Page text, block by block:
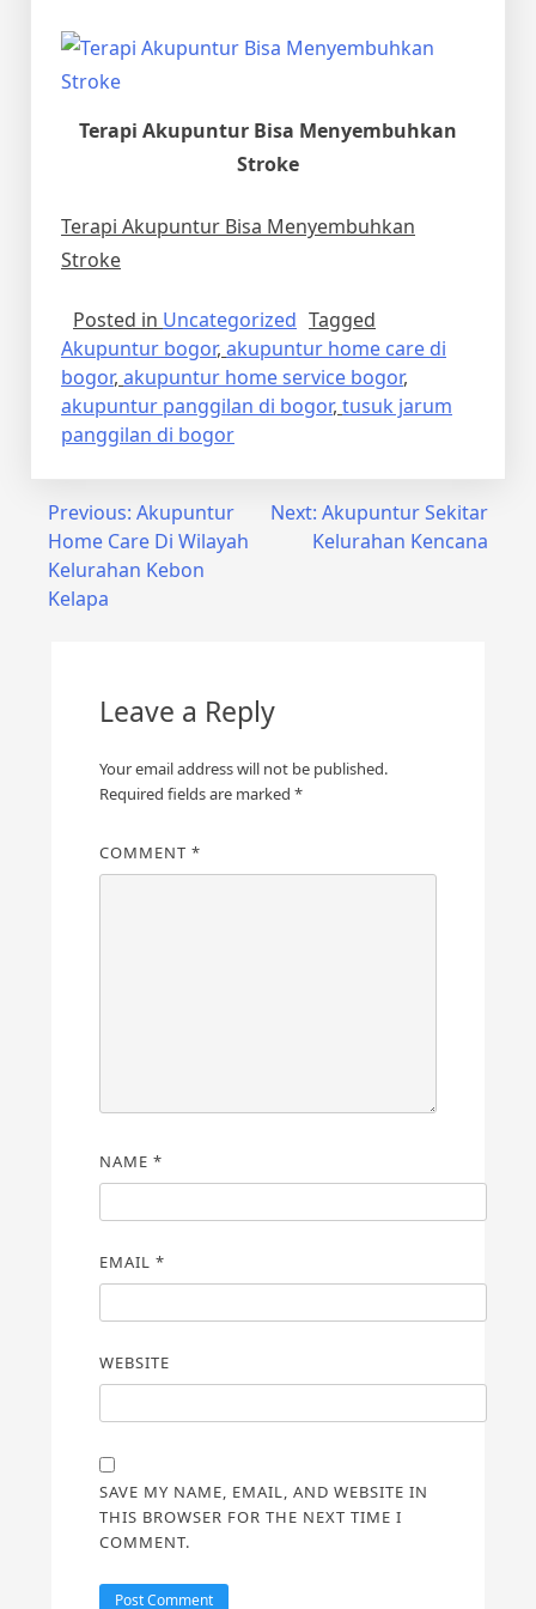
Terapi Akupuntur Bisa Menyembuhkan
Stroke
Terapi Akupuntur Bisa Menyembuhkan
Stroke
Posted in Uncategorized Tagged
Akupuntur bogor, akupuntur home care di
bogor, akupuntur home service bogor,
akupuntur panggilan di bogor, tusuk jarum
panggilan di bogor
Post
navigation
Previous: Akupuntur
Home Care Di Wilayah
Kelurahan Kebon
Kelapa
Next: Akupuntur Sekitar
Kelurahan Kencana
Leave a Reply
Your email address will not be published.
Required fields are marked *
COMMENT *
NAME *
EMAIL *
WEBSITE
SAVE MY NAME, EMAIL, AND WEBSITE IN
THIS BROWSER FOR THE NEXT TIME I
COMMENT.